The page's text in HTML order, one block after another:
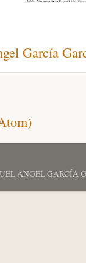
García
ÁNGEL GARCÍA